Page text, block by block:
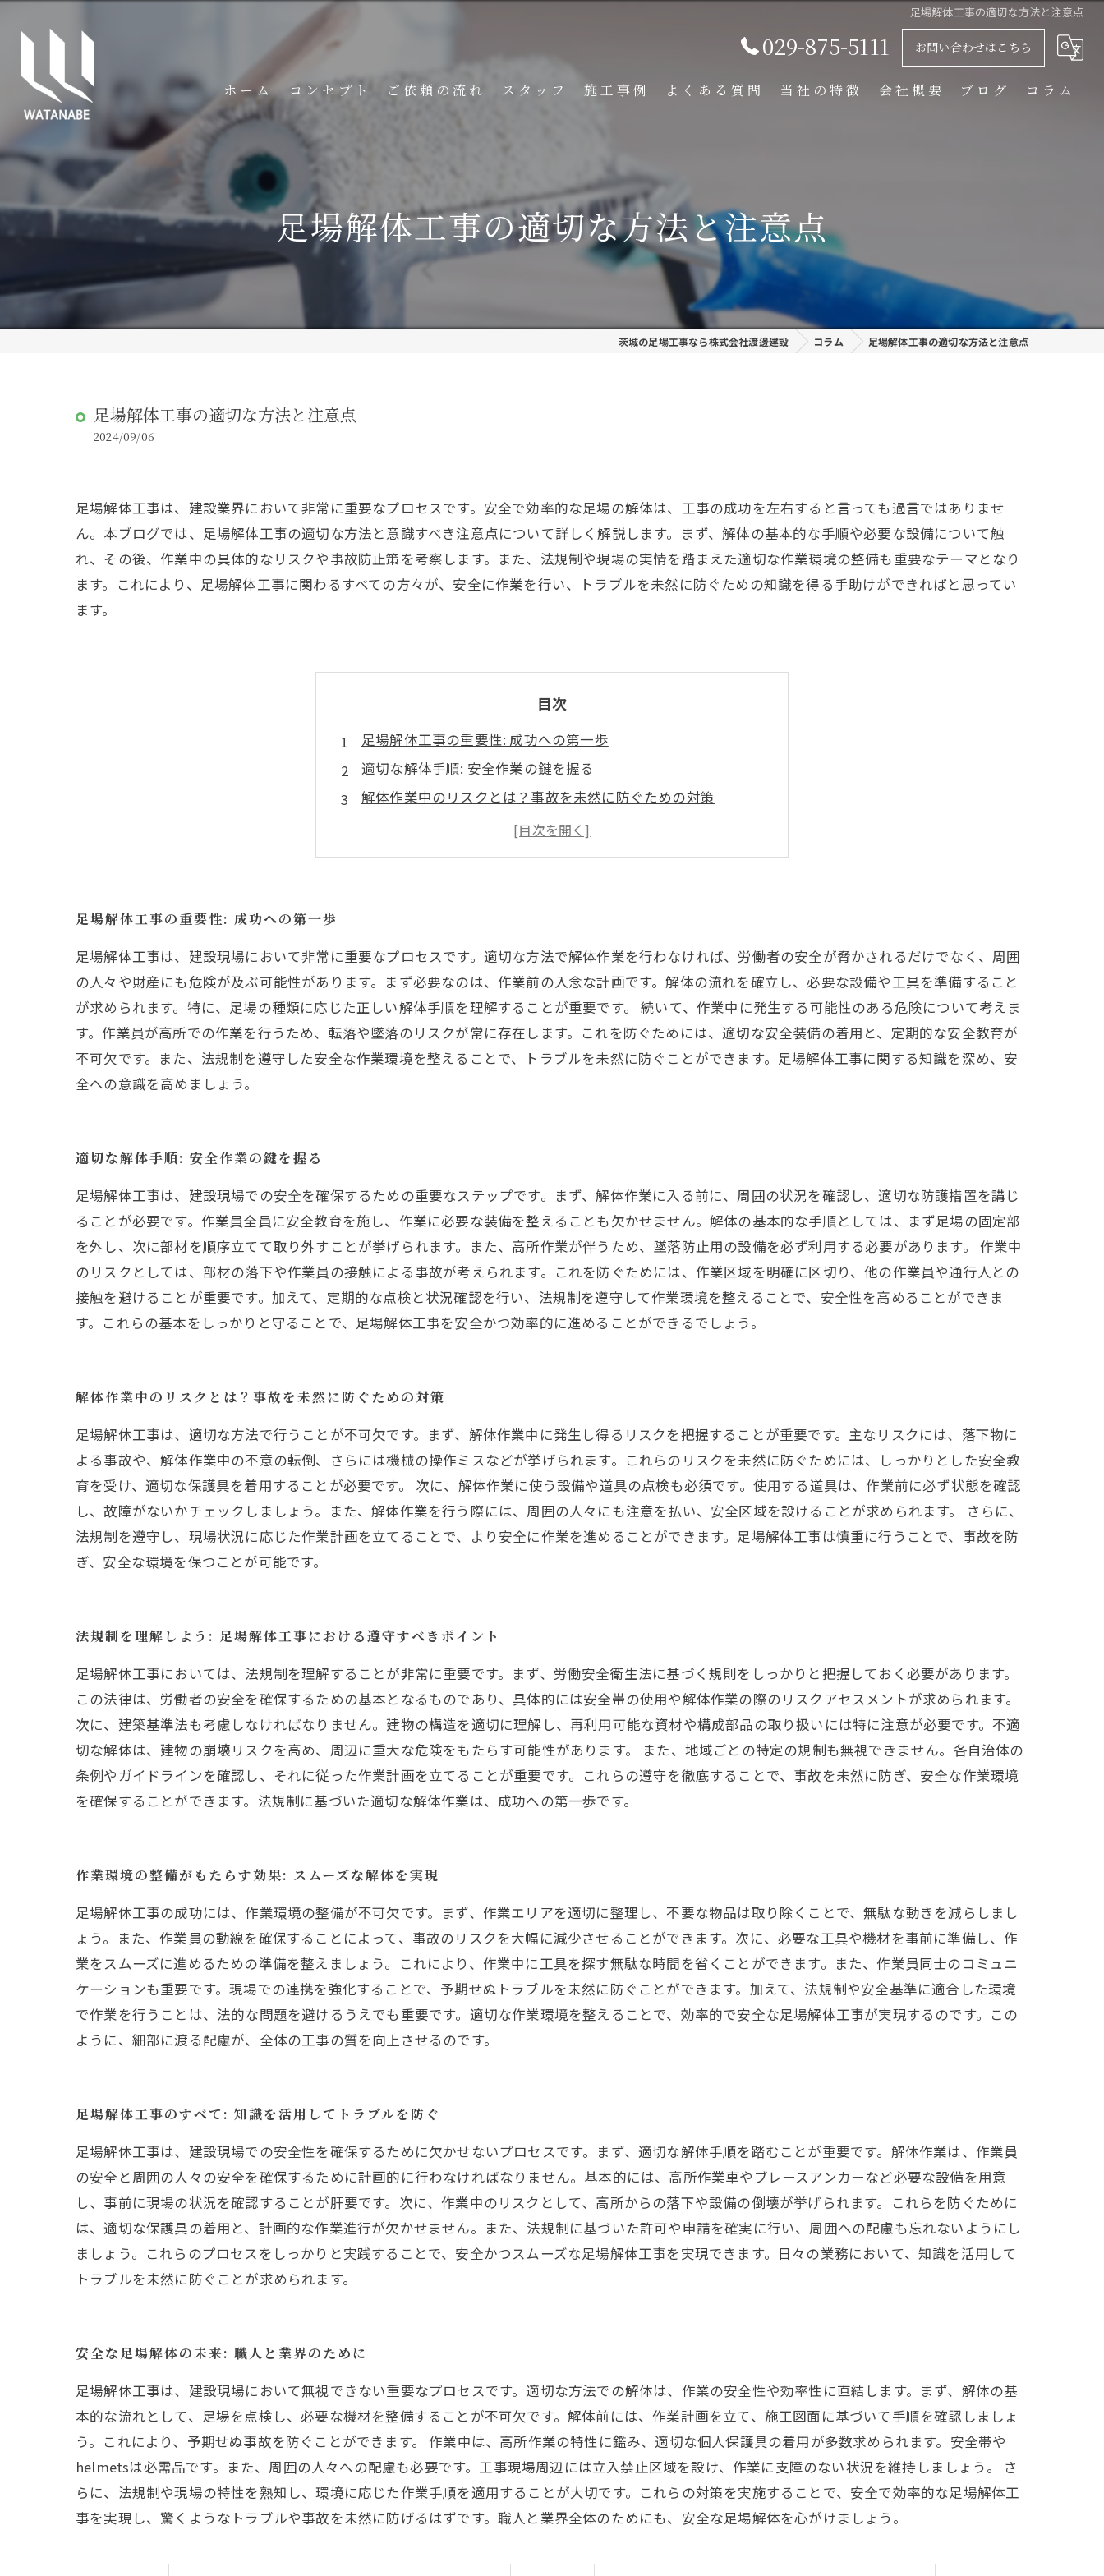
足場解体工事の適切な方法と注意点
029-875-5111 お問い合わせはこちら
ホーム コンセプト ご依頼の流れ スタッフ 施工事例 よくある質問 当社の特徴
プラント工事
リース
会社概要 ブログ コラム
足場解体工事の適切な方法と注意点
茨城の足場工事なら株式会社渡邊建設 コラム 足場解体工事の適切な方法と注意点
足場解体工事の適切な方法と注意点
2024/09/06
足場解体工事は、建設業界において非常に重要なプロセスです。安全で効率的な足場の解体は、工事の成功を左右すると言っても過言ではありませ
ん。本ブログでは、足場解体工事の適切な方法と意識すべき注意点について詳しく解説します。まず、解体の基本的な手順や必要な設備について触
れ、その後、作業中の具体的なリスクや事故防止策を考察します。また、法規制や現場の実情を踏まえた適切な作業環境の整備も重要なテーマとなり
ます。これにより、足場解体工事に関わるすべての方々が、安全に作業を行い、トラブルを未然に防ぐための知識を得る手助けができればと思ってい
ます。
目次
足場解体工事の重要性: 成功への第一歩
適切な解体手順: 安全作業の鍵を握る
解体作業中のリスクとは？事故を未然に防ぐための対策
法規制を理解しよう: 足場解体工事における遵守すべきポイント
作業環境の整備がもたらす効果: スムーズな解体を実現
足場解体工事の重要性: 成功への第一歩
足場解体工事は、建設現場において非常に重要なプロセスです。適切な方法で解体作業を行わなければ、労働者の安全が脅かされるだけでなく、周囲
の人々や財産にも危険が及ぶ可能性があります。まず必要なのは、作業前の入念な計画です。解体の流れを確立し、必要な設備や工具を準備すること
が求められます。特に、足場の種類に応じた正しい解体手順を理解することが重要です。 続いて、作業中に発生する可能性のある危険について考えま
す。作業員が高所での作業を行うため、転落や墜落のリスクが常に存在します。これを防ぐためには、適切な安全装備の着用と、定期的な安全教育が
不可欠です。また、法規制を遵守した安全な作業環境を整えることで、トラブルを未然に防ぐことができます。足場解体工事に関する知識を深め、安
全への意識を高めましょう。
適切な解体手順: 安全作業の鍵を握る
足場解体工事は、建設現場での安全を確保するための重要なステップです。まず、解体作業に入る前に、周囲の状況を確認し、適切な防護措置を講じ
ることが必要です。作業員全員に安全教育を施し、作業に必要な装備を整えることも欠かせません。解体の基本的な手順としては、まず足場の固定部
を外し、次に部材を順序立てて取り外すことが挙げられます。また、高所作業が伴うため、墜落防止用の設備を必ず利用する必要があります。 作業中
のリスクとしては、部材の落下や作業員の接触による事故が考えられます。これを防ぐためには、作業区域を明確に区切り、他の作業員や通行人との
接触を避けることが重要です。加えて、定期的な点検と状況確認を行い、法規制を遵守して作業環境を整えることで、安全性を高めることができま
す。これらの基本をしっかりと守ることで、足場解体工事を安全かつ効率的に進めることができるでしょう。
解体作業中のリスクとは？事故を未然に防ぐための対策
足場解体工事は、適切な方法で行うことが不可欠です。まず、解体作業中に発生し得るリスクを把握することが重要です。主なリスクには、落下物に
よる事故や、解体作業中の不意の転倒、さらには機械の操作ミスなどが挙げられます。これらのリスクを未然に防ぐためには、しっかりとした安全教
育を受け、適切な保護具を着用することが必要です。 次に、解体作業に使う設備や道具の点検も必須です。使用する道具は、作業前に必ず状態を確認
し、故障がないかチェックしましょう。また、解体作業を行う際には、周囲の人々にも注意を払い、安全区域を設けることが求められます。 さらに、
法規制を遵守し、現場状況に応じた作業計画を立てることで、より安全に作業を進めることができます。足場解体工事は慎重に行うことで、事故を防
ぎ、安全な環境を保つことが可能です。
法規制を理解しよう: 足場解体工事における遵守すべきポイント
足場解体工事においては、法規制を理解することが非常に重要です。まず、労働安全衛生法に基づく規則をしっかりと把握しておく必要があります。
この法律は、労働者の安全を確保するための基本となるものであり、具体的には安全帯の使用や解体作業の際のリスクアセスメントが求められます。
次に、建築基準法も考慮しなければなりません。建物の構造を適切に理解し、再利用可能な資材や構成部品の取り扱いには特に注意が必要です。不適
切な解体は、建物の崩壊リスクを高め、周辺に重大な危険をもたらす可能性があります。 また、地域ごとの特定の規制も無視できません。各自治体の
条例やガイドラインを確認し、それに従った作業計画を立てることが重要です。これらの遵守を徹底することで、事故を未然に防ぎ、安全な作業環境
を確保することができます。法規制に基づいた適切な解体作業は、成功への第一歩です。
作業環境の整備がもたらす効果: スムーズな解体を実現
足場解体工事の成功には、作業環境の整備が不可欠です。まず、作業エリアを適切に整理し、不要な物品は取り除くことで、無駄な動きを減らしまし
ょう。また、作業員の動線を確保することによって、事故のリスクを大幅に減少させることができます。次に、必要な工具や機材を事前に準備し、作
業をスムーズに進めるための準備を整えましょう。これにより、作業中に工具を探す無駄な時間を省くことができます。また、作業員同士のコミュニ
ケーションも重要です。現場での連携を強化することで、予期せぬトラブルを未然に防ぐことができます。加えて、法規制や安全基準に適合した環境
で作業を行うことは、法的な問題を避けるうえでも重要です。適切な作業環境を整えることで、効率的で安全な足場解体工事が実現するのです。この
ように、細部に渡る配慮が、全体の工事の質を向上させるのです。
足場解体工事のすべて: 知識を活用してトラブルを防ぐ
足場解体工事は、建設現場での安全性を確保するために欠かせないプロセスです。まず、適切な解体手順を踏むことが重要です。解体作業は、作業員
の安全と周囲の人々の安全を確保するために計画的に行わなければなりません。基本的には、高所作業車やブレースアンカーなど必要な設備を用意
し、事前に現場の状況を確認することが肝要です。次に、作業中のリスクとして、高所からの落下や設備の倒壊が挙げられます。これらを防ぐために
は、適切な保護具の着用と、計画的な作業進行が欠かせません。また、法規制に基づいた許可や申請を確実に行い、周囲への配慮も忘れないようにし
ましょう。これらのプロセスをしっかりと実践することで、安全かつスムーズな足場解体工事を実現できます。日々の業務において、知識を活用して
トラブルを未然に防ぐことが求められます。
安全な足場解体の未来: 職人と業界のために
足場解体工事は、建設現場において無視できない重要なプロセスです。適切な方法での解体は、作業の安全性や効率性に直結します。まず、解体の基
本的な流れとして、足場を点検し、必要な機材を整備することが不可欠です。解体前には、作業計画を立て、施工図面に基づいて手順を確認しましょ
う。これにより、予期せぬ事故を防ぐことができます。 作業中は、高所作業の特性に鑑み、適切な個人保護具の着用が多数求められます。安全帯や
helmetsは必需品です。また、周囲の人々への配慮も必要です。工事現場周辺には立入禁止区域を設け、作業に支障のない状況を維持しましょう。 さ
らに、法規制や現場の特性を熟知し、環境に応じた作業手順を適用することが大切です。これらの対策を実施することで、安全で効率的な足場解体工
事を実現し、驚くようなトラブルや事故を未然に防げるはずです。職人と業界全体のためにも、安全な足場解体を心がけましょう。